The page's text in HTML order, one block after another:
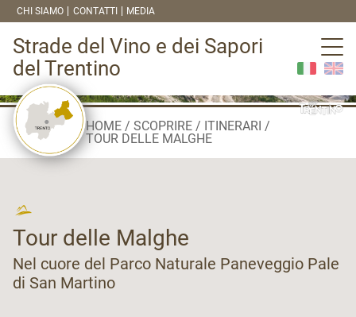
CHI SIAMO CONTATTI MEDIA
Strade del Vino e dei Sapori
del Trentino
HOME SCOPRIRE
ITINERARI
TOUR DELLE MALGHE
Tour delle Malghe
Nel cuore del Parco Naturale Paneveggio Pale
di San Martino